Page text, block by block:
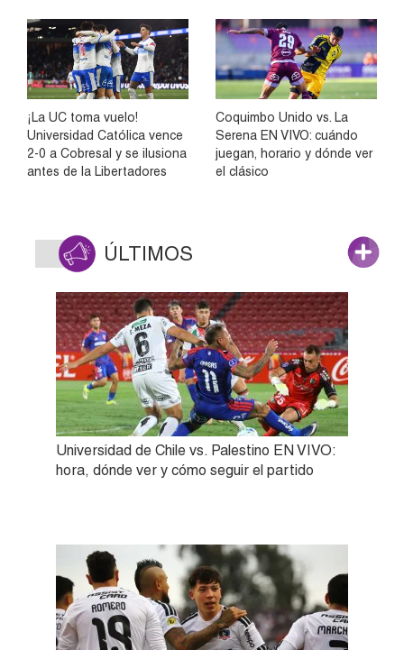
¡La UC toma vuelo!
Universidad Católica vence
2-0 a Cobresal y se ilusiona
antes de la Libertadores
Coquimbo Unido vs. La
Serena EN VIVO: cuándo
juegan, horario y dónde ver
el clásico
ÚLTIMOS
Universidad de Chile vs. Palestino EN VIVO:
hora, dónde ver y cómo seguir el partido